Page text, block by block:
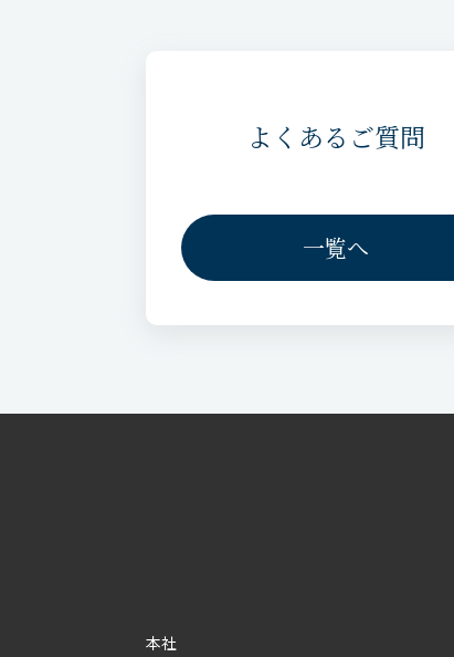
よくあるご質問
一覧へ
本社